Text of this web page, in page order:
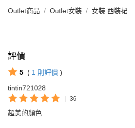
Outlet商品 Outlet女裝 女裝 西裝裙
評價
5 ( 1 則評價 )
tintin721028
36
超美的顏色